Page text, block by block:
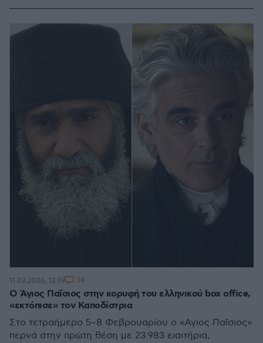
Ο Άγιος Παΐσιος στην κορυφή του ελληνικού box office,
«εκτόπισε» τον Καποδίστρια
Στο τετραήμερο 5–8 Φεβρουαρίου ο «Αγιος Παΐσιος»
περνά στην πρώτη θέση με 23.983 εισιτήρια,
11.02.2026, 12:19 34